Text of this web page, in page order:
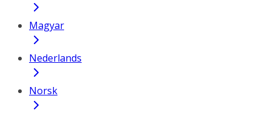
Magyar
Nederlands
Norsk